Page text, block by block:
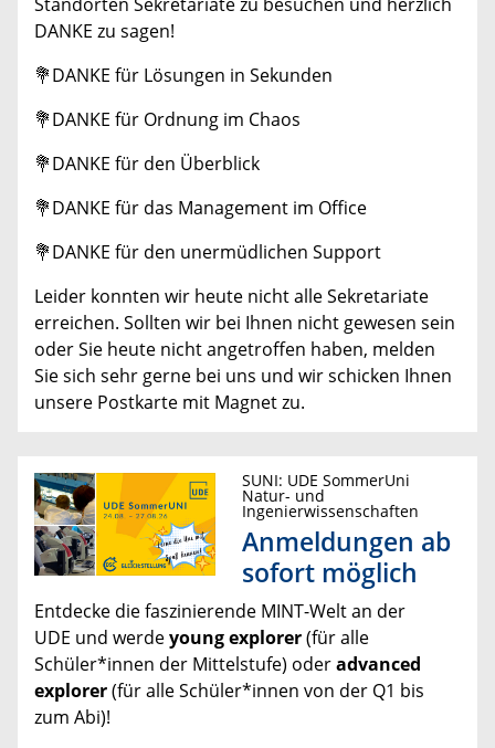
Standorten Sekretariate zu besuchen und herzlich
DANKE zu sagen!
💐DANKE für Lösungen in Sekunden
💐DANKE für Ordnung im Chaos
💐DANKE für den Überblick
💐DANKE für das Management im Office
💐DANKE für den unermüdlichen Support
Leider konnten wir heute nicht alle Sekretariate
erreichen. Sollten wir bei Ihnen nicht gewesen sein
oder Sie heute nicht angetroffen haben, melden
Sie sich sehr gerne bei uns und wir schicken Ihnen
unsere Postkarte mit Magnet zu.
SUNI: UDE SommerUni
Natur- und
Ingenierwissenschaften
Anmeldungen ab
sofort möglich
Entdecke die faszinierende MINT-Welt an der
UDE und werdeyoung explorer(für alle
Schüler*innen der Mittelstufe) oderadvanced
explorer(für alle Schüler*innen von der Q1 bis
zum Abi)!